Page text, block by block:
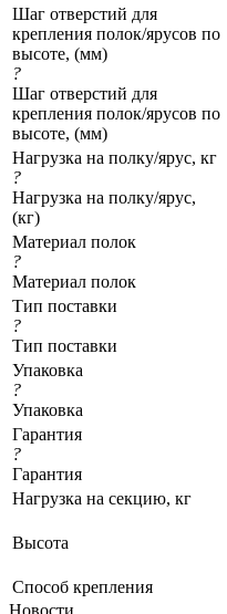
Шаг отверстий для
крепления полок/ярусов по
высоте, (мм)
?
Шаг отверстий для
крепления полок/ярусов по
высоте, (мм)
Нагрузка на полку/ярус, кг
?
Нагрузка на полку/ярус,
(кг)
Материал полок
?
Материал полок
Тип поставки
?
Тип поставки
Упаковка
?
Упаковка
Гарантия
?
Гарантия
Нагрузка на секцию, кг
Высота
Cпособ крепления
Новости